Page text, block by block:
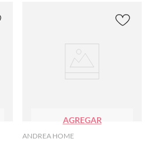
AGREGAR
ANDREA HOME